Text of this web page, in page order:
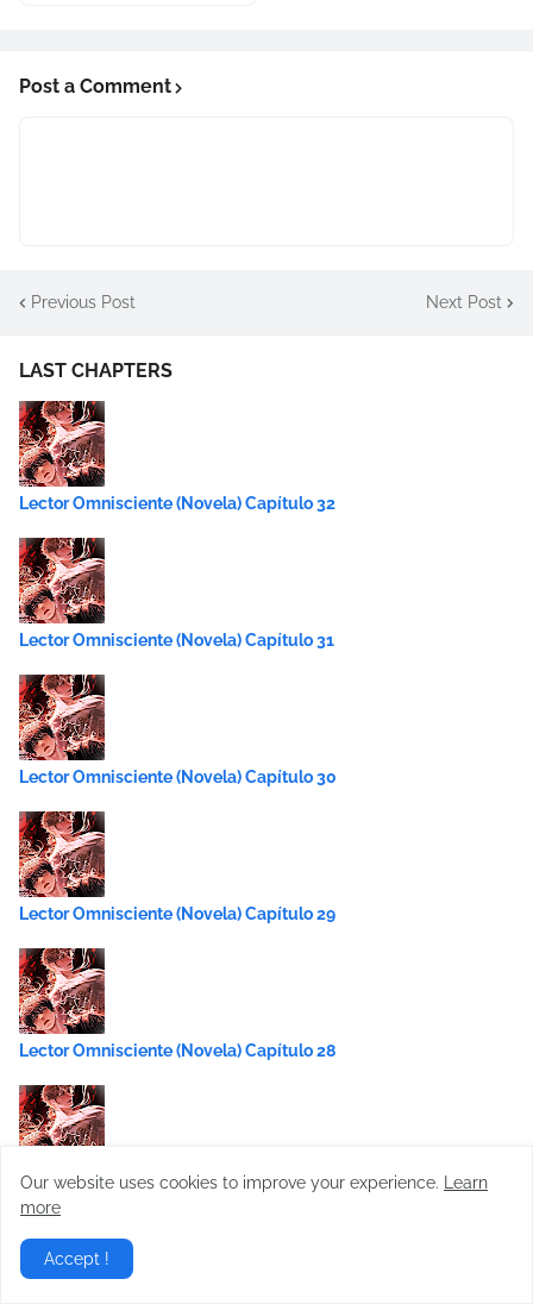
Post a Comment
Previous Post Next Post
LAST CHAPTERS
Lector Omnisciente (Novela) Capítulo 32
Lector Omnisciente (Novela) Capítulo 31
Lector Omnisciente (Novela) Capítulo 30
Lector Omnisciente (Novela) Capítulo 29
Lector Omnisciente (Novela) Capítulo 28
Lector Omnisciente (Novela) Capítulo 27
Our website uses cookies to improve your experience.
Learn
more
Accept !